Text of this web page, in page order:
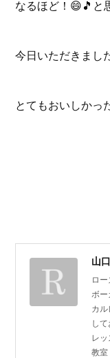
なるほど！😄🎵と
今日いただきまし
とてもおいしかっ
ロ
ボ
カ
し
レ
教室